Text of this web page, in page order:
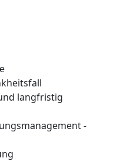
langfristig
-